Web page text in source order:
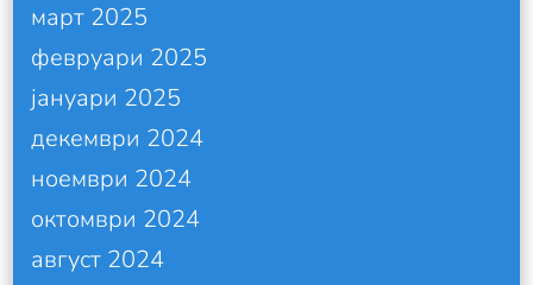
март 2025
февруари 2025
јануари 2025
декември 2024
ноември 2024
октомври 2024
август 2024